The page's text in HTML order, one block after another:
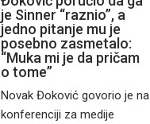
je Sinner “raznio”, a
jedno pitanje mu je
posebno zasmetalo:
“Muka mi je da pričam
o tome”
Novak Đoković govorio je na
konferenciji za medije